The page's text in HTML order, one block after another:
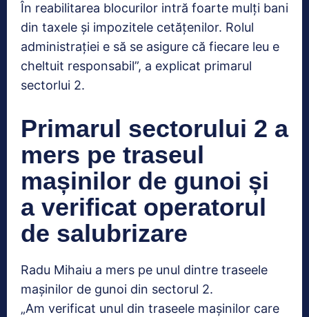
În reabilitarea blocurilor intră foarte mulți bani
din taxele și impozitele cetățenilor. Rolul
administrației e să se asigure că fiecare leu e
cheltuit responsabil”, a explicat primarul
sectorlui 2.
Primarul sectorului 2 a
mers pe traseul
mașinilor de gunoi și
a verificat operatorul
de salubrizare
Radu Mihaiu a mers pe unul dintre traseele
mașinilor de gunoi din sectorul 2.
„Am verificat unul din traseele mașinilor care